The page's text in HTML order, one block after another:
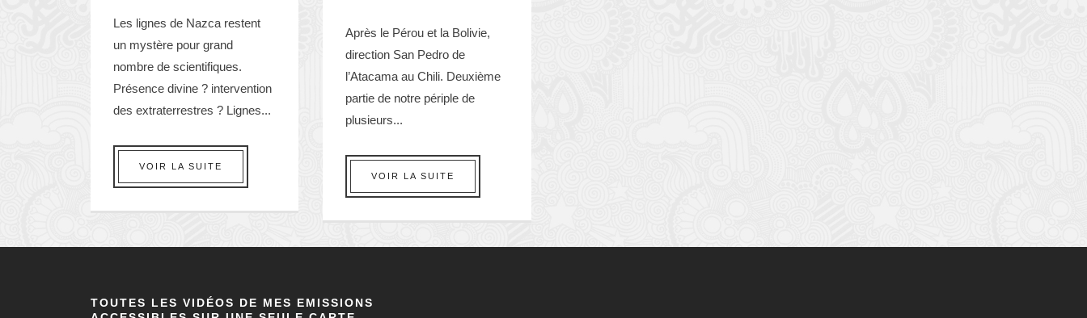
Les lignes de Nazca restent
un mystère pour grand
nombre de scientifiques.
Présence divine ? intervention
des extraterrestres ? Lignes...
VOIR LA SUITE
Après le Pérou et la Bolivie,
direction San Pedro de
l’Atacama au Chili. Deuxième
partie de notre périple de
plusieurs...
VOIR LA SUITE
TOUTES LES VIDÉOS DE MES EMISSIONS